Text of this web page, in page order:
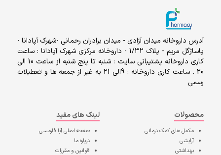
آدرس داروخانه میدان آزادی - میدان برادران رحمانی -شهرک آپادانا -
پاساژگل مریم - پلاک 1/32 - داروخانه مرکزی شهرک آپادانا : ساعت
کاری داروخانه پشتیبانی سایت : شنبه تا پنج شنبه از ساعت 10 الی
20 . ساعت کاری داروخانه : 9الی 21 به غیر از جمعه ها و تعطیلات
رسمی
محصولات
مکمل های کمک درمانی
آرایشی
بهداشتی
لینک های مفید
صفحه اصلیآپا فارمسی
درباره ما
قوانین و مقررات